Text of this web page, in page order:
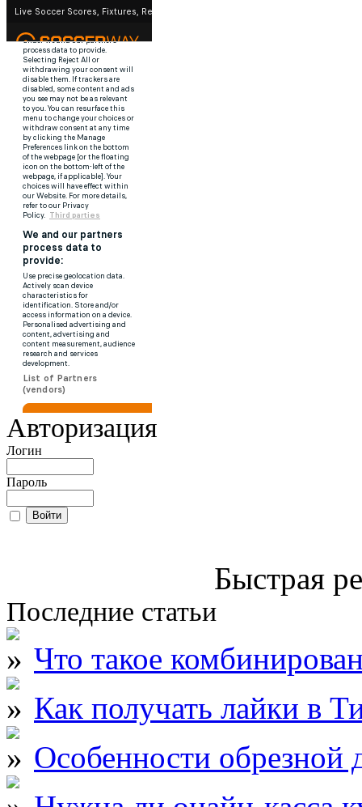
Авторизация
Логин
Пароль
Быстрая
Последние статьи
Что такое
Как получать лайки в
Особенности обрезной